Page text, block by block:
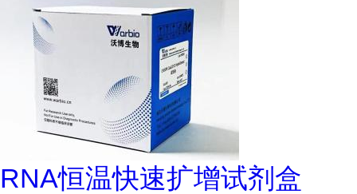
RNA恒温快速扩增试剂盒